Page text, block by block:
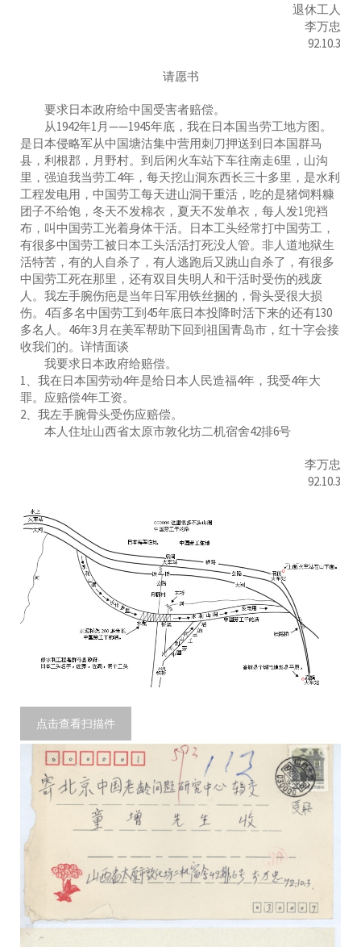
退休工人
李万忠
92.10.3
请愿书
要求日本政府给中国受害者赔偿。
从1942年1月——1945年底，我在日本国当劳工地方图。
是日本侵略军从中国塘沽集中营用刺刀押送到日本国群马
县，利根郡，月野村。到后闲火车站下车往南走6里，山沟
里，强迫我当劳工4年，每天挖山洞东西长三十多里，是水利
工程发电用，中国劳工每天进山洞干重活，吃的是猪饲料糠
团子不给饱，冬天不发棉衣，夏天不发单衣，每人发1兜裆
布，叫中国劳工光着身体干活。日本工头经常打中国劳工，
有很多中国劳工被日本工头活活打死没人管。非人道地狱生
活特苦，有的人自杀了，有人逃跑后又跳山自杀了，有很多
中国劳工死在那里，还有双目失明人和干活时受伤的残废
人。我左手腕伤疤是当年日军用铁丝捆的，骨头受很大损
伤。4百多名中国劳工到45年底日本投降时活下来的还有130
多名人。46年3月在美军帮助下回到祖国青岛市，红十字会接
收我们的。详情面谈
我要求日本政府给赔偿。
1、我在日本国劳动4年是给日本人民造福4年，我受4年大
罪。应赔偿4年工资。
2、我左手腕骨头受伤应赔偿。
本人住址山西省太原市敦化坊二机宿舍42排6号
李万忠
92.10.3